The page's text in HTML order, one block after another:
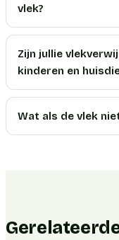
vlek?
Zijn jullie
kinderen en
Wat als de vlek